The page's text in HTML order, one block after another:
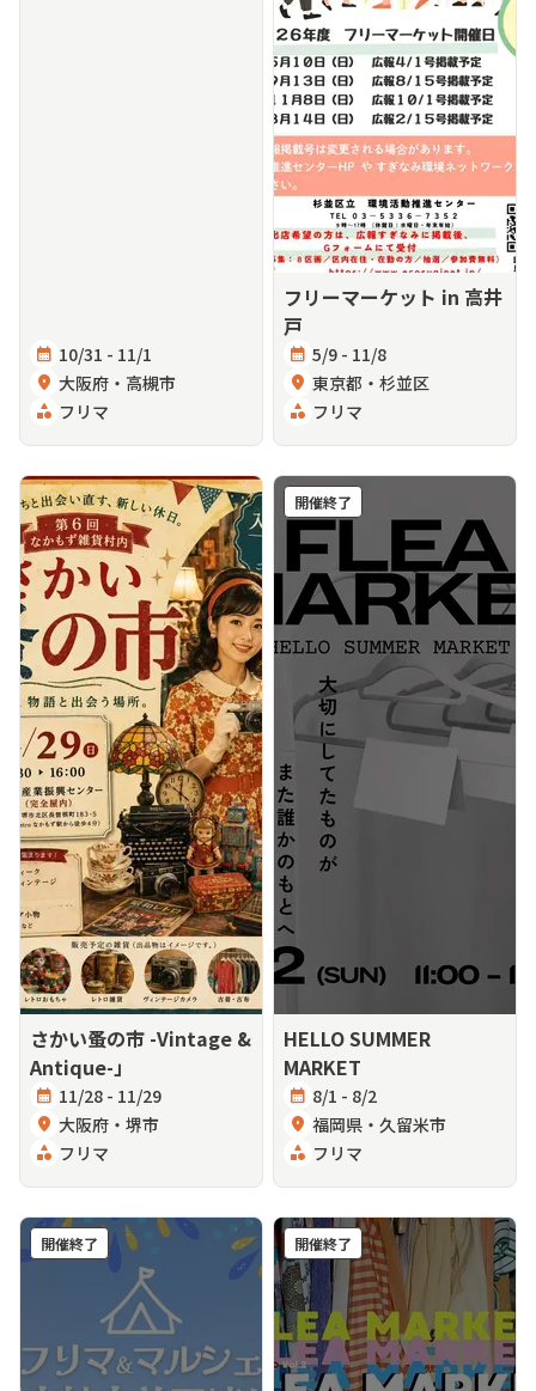
calendar_month 10/31 - 11/1
location_on 大阪府・高槻市
category フリマ
フリーマーケット in 高井
戸
calendar_month 5/9 - 11/8
location_on 東京都・杉並区
category フリマ
さかい蚤の市 -Vintage &
Antique-」
calendar_month 11/28 - 11/29
location_on 大阪府・堺市
category フリマ
HELLO SUMMER
MARKET
calendar_month 8/1 - 8/2
location_on 福岡県・久留米市
category フリマ
開催終了
開催終了 開催終了